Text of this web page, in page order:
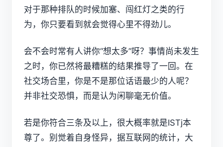
对于那种排队的时候加塞、闯红灯之类的行
为，你只要看到就会觉得心里不得劲儿。
会不会时常有人讲你“想太多”呀？事情尚未发生
之时，你已然将最糟糕的结果推导了一回。在
社交场合里，你是不是那位话语最少的人呢？
并非社交恐惧，而是认为闲聊毫无价值。
若是你符合三条及以上，很大概率就是ISTj本
尊了。别觉着自身怪异，据互联网的统计，大